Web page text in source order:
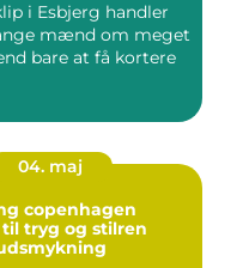
i Esbjerg handler
mænd om meget
bare at få kortere
04. maj
copenhagen
tryg og stilren